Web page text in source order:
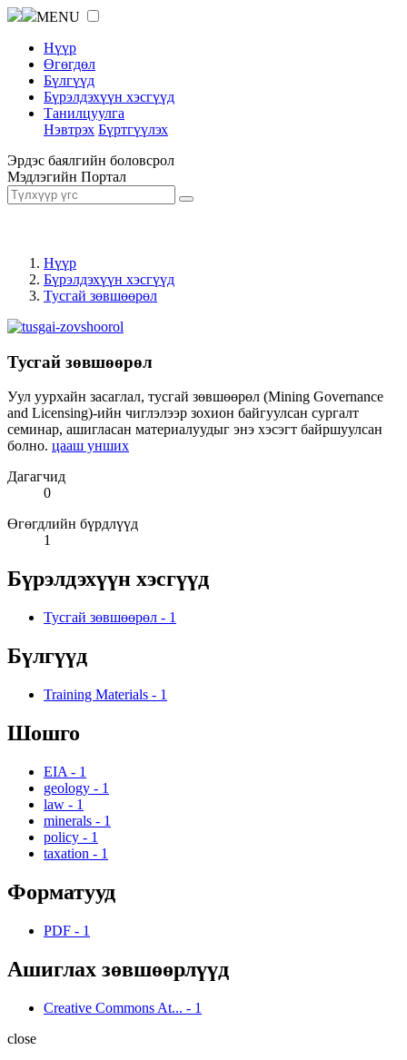
MENU
Нүүр
Өгөгдөл
Бүлгүүд
Бүрэлдэхүүн хэсгүүд
Танилцуулга
Нэвтрэх Бүртгүүлэх
Эрдэс баялгийн боловсрол
Мэдлэгийн Портал
Нүүр
Бүрэлдэхүүн хэсгүүд
Тусгай зөвшөөрөл
Тусгай зөвшөөрөл
Уул уурхайн засаглал, тусгай зөвшөөрөл (Mining Governance
and Licensing)-ийн чиглэлээр зохион байгуулсан сургалт
семинар, ашигласан материалуудыг энэ хэсэгт байршуулсан
болно. цааш унших
Дагагчид
0
Өгөгдлийн бүрдлүүд
1
Бүрэлдэхүүн хэсгүүд
Тусгай зөвшөөрөл - 1
Бүлгүүд
Training Materials - 1
Шошго
EIA - 1
geology - 1
law - 1
minerals - 1
policy - 1
taxation - 1
Форматууд
PDF - 1
Ашиглах зөвшөөрлүүд
Creative Commons At... - 1
close